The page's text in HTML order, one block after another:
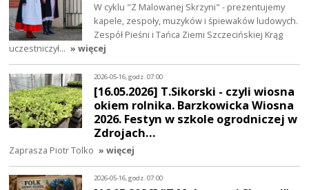
W cyklu "Z Malowanej Skrzyni" - prezentujemy
kapele, zespoły, muzyków i śpiewaków ludowych.
Zespół Pieśni i Tańca Ziemi Szczecińskiej Krąg
uczestniczył… » więcej
2026-05-16, godz. 07:00
[16.05.2026] T.Sikorski - czyli wiosna
okiem rolnika. Barzkowicka Wiosna
2026. Festyn w szkole ogrodniczej w
Zdrojach…
Zaprasza Piotr Tolko » więcej
2026-05-16, godz. 07:00